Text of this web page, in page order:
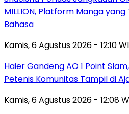
MILLION, Platform Manga
Bahasa
Kamis, 6 Agustus 2026 - 12:10
Haier Gandeng AO 1 Point
Petenis Komunitas Tampil di
Kamis, 6 Agustus 2026 - 12:08